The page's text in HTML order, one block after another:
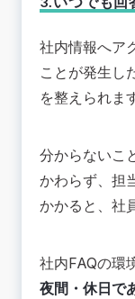
社内情報へア
ことが発生し
を整えられま
分からないこ
かわらず、担
かかると、社
社内FAQの環
夜間・休日で